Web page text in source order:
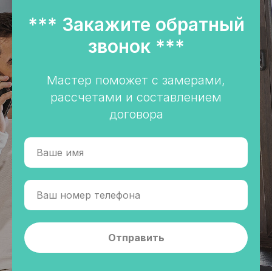
*** Закажите обратный
звонок ***
Мастер поможет с замерами,
рассчетами и составлением
договора
Отправить